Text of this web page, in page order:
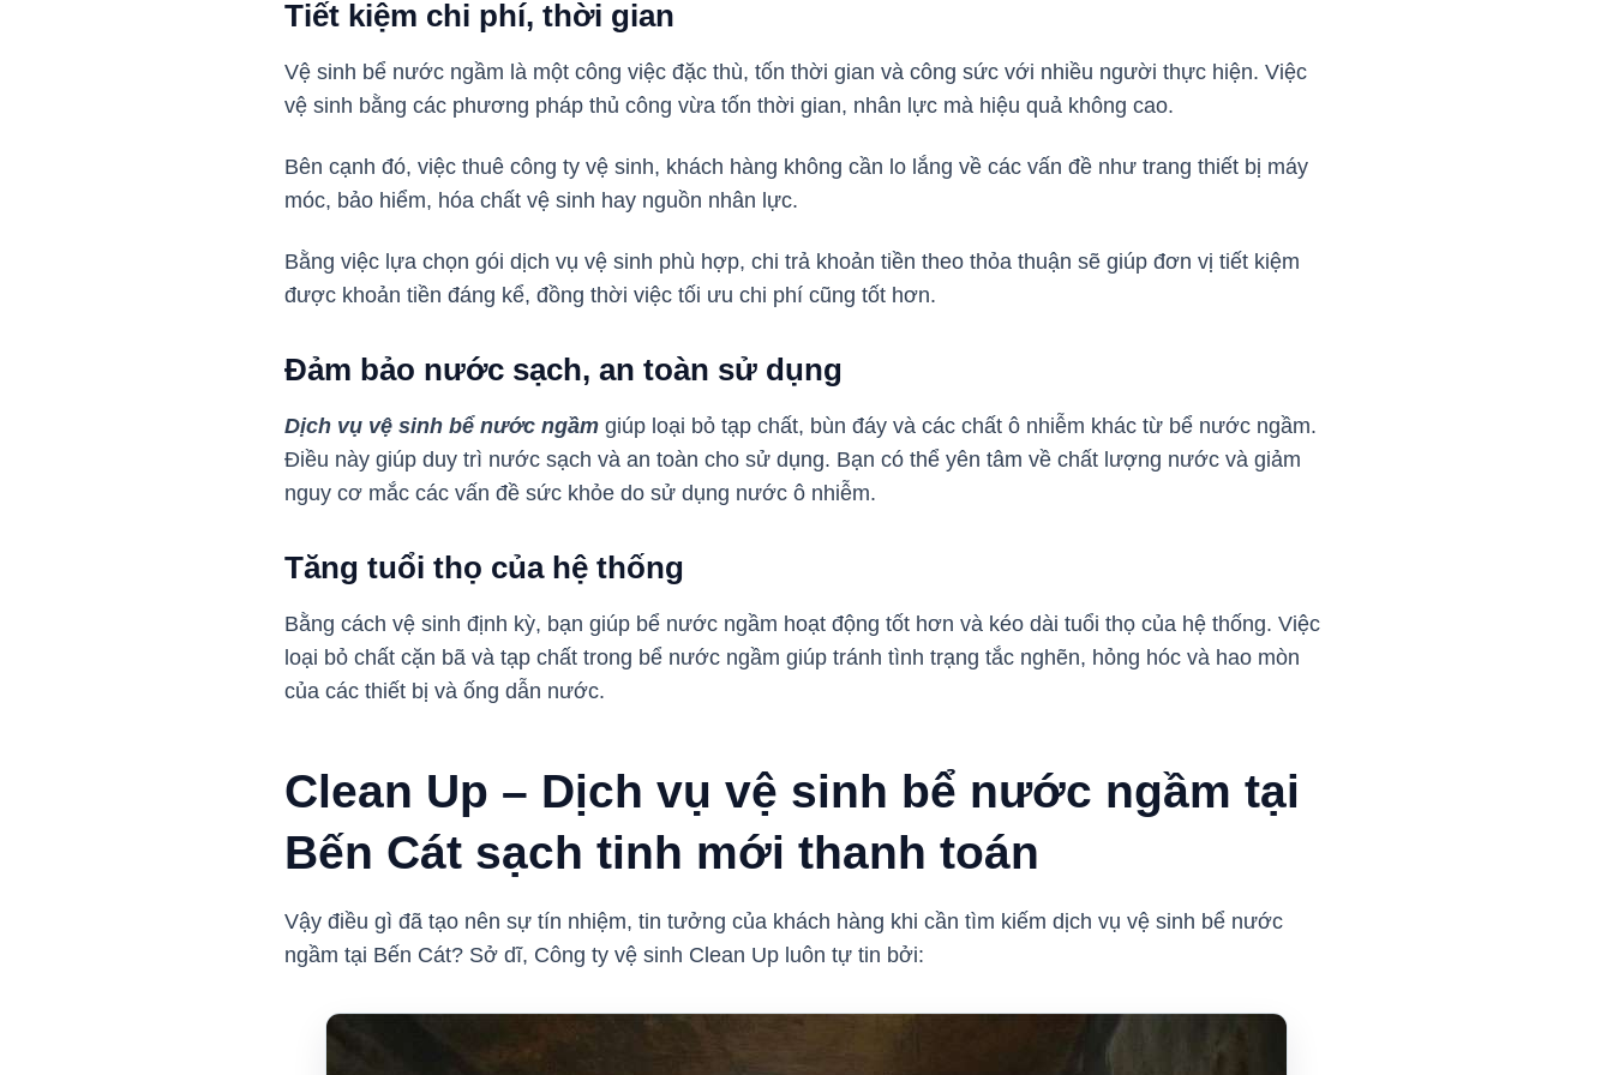
Tiết kiệm chi phí, thời gian
Vệ sinh bể nước ngầm là một công việc đặc thù, tốn thời gian và công sức với nhiều người thực hiện. Việc
vệ sinh bằng các phương pháp thủ công vừa tốn thời gian, nhân lực mà hiệu quả không cao.
Bên cạnh đó, việc thuê công ty vệ sinh, khách hàng không cần lo lắng về các vấn đề như trang thiết bị máy
móc, bảo hiểm, hóa chất vệ sinh hay nguồn nhân lực.
Bằng việc lựa chọn gói dịch vụ vệ sinh phù hợp, chi trả khoản tiền theo thỏa thuận sẽ giúp đơn vị tiết kiệm
được khoản tiền đáng kể, đồng thời việc tối ưu chi phí cũng tốt hơn.
Đảm bảo nước sạch, an toàn sử dụng
Dịch vụ vệ sinh bể nước ngầm giúp loại bỏ tạp chất, bùn đáy và các chất ô nhiễm khác từ bể nước ngầm.
Điều này giúp duy trì nước sạch và an toàn cho sử dụng. Bạn có thể yên tâm về chất lượng nước và giảm
nguy cơ mắc các vấn đề sức khỏe do sử dụng nước ô nhiễm.
Tăng tuổi thọ của hệ thống
Bằng cách vệ sinh định kỳ, bạn giúp bể nước ngầm hoạt động tốt hơn và kéo dài tuổi thọ của hệ thống. Việc
loại bỏ chất cặn bã và tạp chất trong bể nước ngầm giúp tránh tình trạng tắc nghẽn, hỏng hóc và hao mòn
của các thiết bị và ống dẫn nước.
Clean Up – Dịch vụ vệ sinh bể nước ngầm tại
Bến Cát sạch tinh mới thanh toán
Vậy điều gì đã tạo nên sự tín nhiệm, tin tưởng của khách hàng khi cần tìm kiếm dịch vụ vệ sinh bể nước
ngầm tại Bến Cát? Sở dĩ, Công ty vệ sinh Clean Up luôn tự tin bởi: